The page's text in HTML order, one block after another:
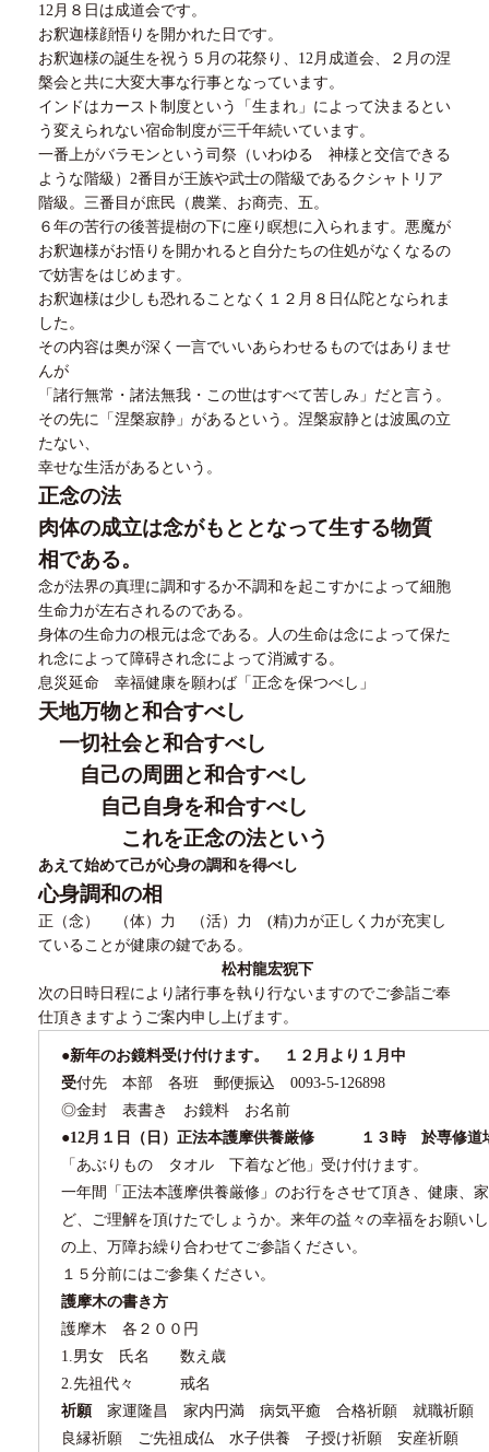
12月８日は成道会です。
お釈迦様顔悟りを開かれた日です。
お釈迦様の誕生を祝う５月の花祭り、 12 月成道会、２月の涅
槃会と共に大変大事な行事となっています。
インドはカースト制度という「生まれ」によって決まるとい
う変えられない宿命制度が三千年続いています。
一番上がバラモンという司祭（いわゆる 神様と交信できる
ような階級） 2番目が王族や武士の階級であるクシャトリア
階級。三番目が庶民（農業、お商売、五。
６年の苦行の後菩提樹の下に座り瞑想に入られます。悪魔が
お釈迦様がお悟りを開かれると自分たちの住処がなくなるの
で妨害をはじめます。
お釈迦様は少しも恐れることなく１２月８日仏陀となられま
した。
その内容は奥が深く一言でいいあらわせるものではありませ
んが
「諸行無常・諸法無我・この世はすべて苦しみ」だと言う。
その先に「涅槃寂静」があるという。涅槃寂静とは波風の立
たない、
幸せな生活があるという。
正念の法
肉体の成立は念がもととなって生する物質
相である。
念が法界の真理に調和するか不調和を起こすかによって細胞
生命力が左右されるのである。
身体の生命力の根元は念である。人の生命は念によって保た
れ念によって障碍され念によって消滅する。
息災延命 幸福健康を願わば「正念を保つべし」
天地万物と和合すべし
一切社会と和合すべし
自己の周囲と和合すべし
自己自身を和合すべし
これを正念の法という
あえて始めて己が心身の調和を得べし
心身調和の相
正（念） （体）力 （活）力 (精)力が正しく力が充実し
ていることが健康の鍵である。
松村龍宏猊下
次の日時日程により諸行事を執り行ないますのでご参詣ご奉
仕頂きますようご案内申し上げます。
●新年のお鏡料受け付けます。 １２月より１月中
受付先 本部 各班 郵便振込 0093-5-126898
◎金封 表書き お鏡料 お名前
●12月１日（日）正法本護摩供養厳修
１３時 於専修道
「あぶりもの タオル 下着など他」受け付けます。
一年間「正法本護摩供養厳修」のお行をさせて頂き、健康、
ど、ご理解を頂けたでしょうか。来年の益々の幸福をお願
の上、万障お繰り合わせてご参詣ください。
１５分前にはご参集ください。
護摩木の書き方
護摩木 各２００円
1.男女 氏名 数え歳
2.先祖代々 戒名
祈願 家運隆昌 家内円満 病気平癒 合格祈願 就職祈願
良縁祈願 ご先祖成仏 水子供養 子授け祈願 安産祈願